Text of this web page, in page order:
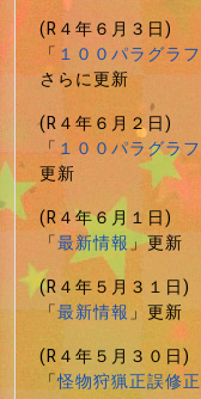
(R４年６月３日)
「 １００パラグラ
さらに更新
(R４年６月２日)
「１００パラグラ
更新
(R４年６月１日)
「最新情報」更新
(R４年５月３１日)
「最新情報」更新
(R４年５月３０日)
「怪物狩猟正誤修正